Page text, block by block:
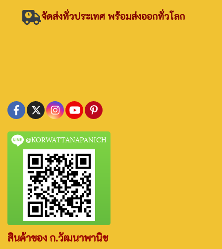
จัดส่งทั่วประเทศ พร้อมส่งออกทั่วโลก
@KORWATTANAPANICH
สินค้าของ ก.วัฒนาพานิช